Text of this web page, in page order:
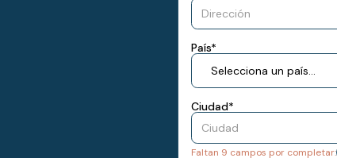
País*
Selecciona un país...
Ciudad*
Faltan 9 campos por completar: